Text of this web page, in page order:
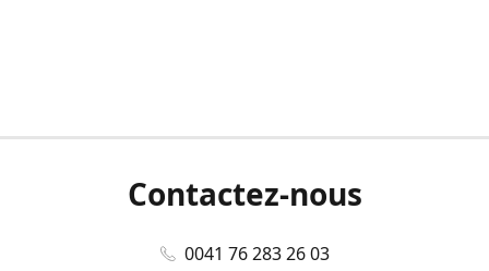
Contactez-nous
0041 76 283 26 03